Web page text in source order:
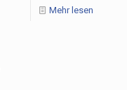
Mehr lesen